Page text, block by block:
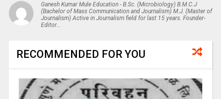
Ganesh Kumar Mule Education - B.Sc. (Microbiology) B.M.C.J
(Bachelor of Mass Communication and Journalism) M.J. (Master of
Journalism) Active in Journalism field for last 15 years. Founder-
Editor...
RECOMMENDED FOR YOU